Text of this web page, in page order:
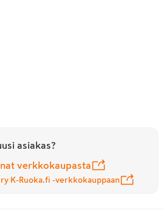
asiakas?
verkkokaupasta
K-Ruoka.fi -verkkokauppaan